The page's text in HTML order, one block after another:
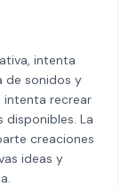
intenta
de sonidos y
intenta recrear
disponibles. La
creaciones
ideas y